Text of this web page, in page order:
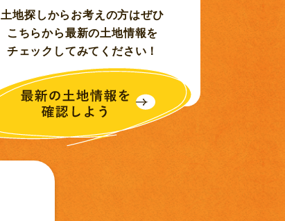
土地探しからお考えの方はぜひ
こちらから最新の土地情報を
チェックしてみてください！